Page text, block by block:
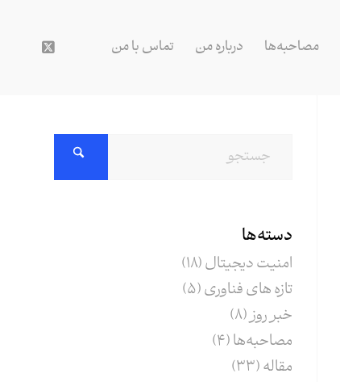
مصاحبه‌ها درباره من تماس با من
دسته‌ها
امنیت دیجیتال(18)
تازه های فناوری(5)
خبر روز(8)
مصاحبه‌ها(4)
مقاله(33)